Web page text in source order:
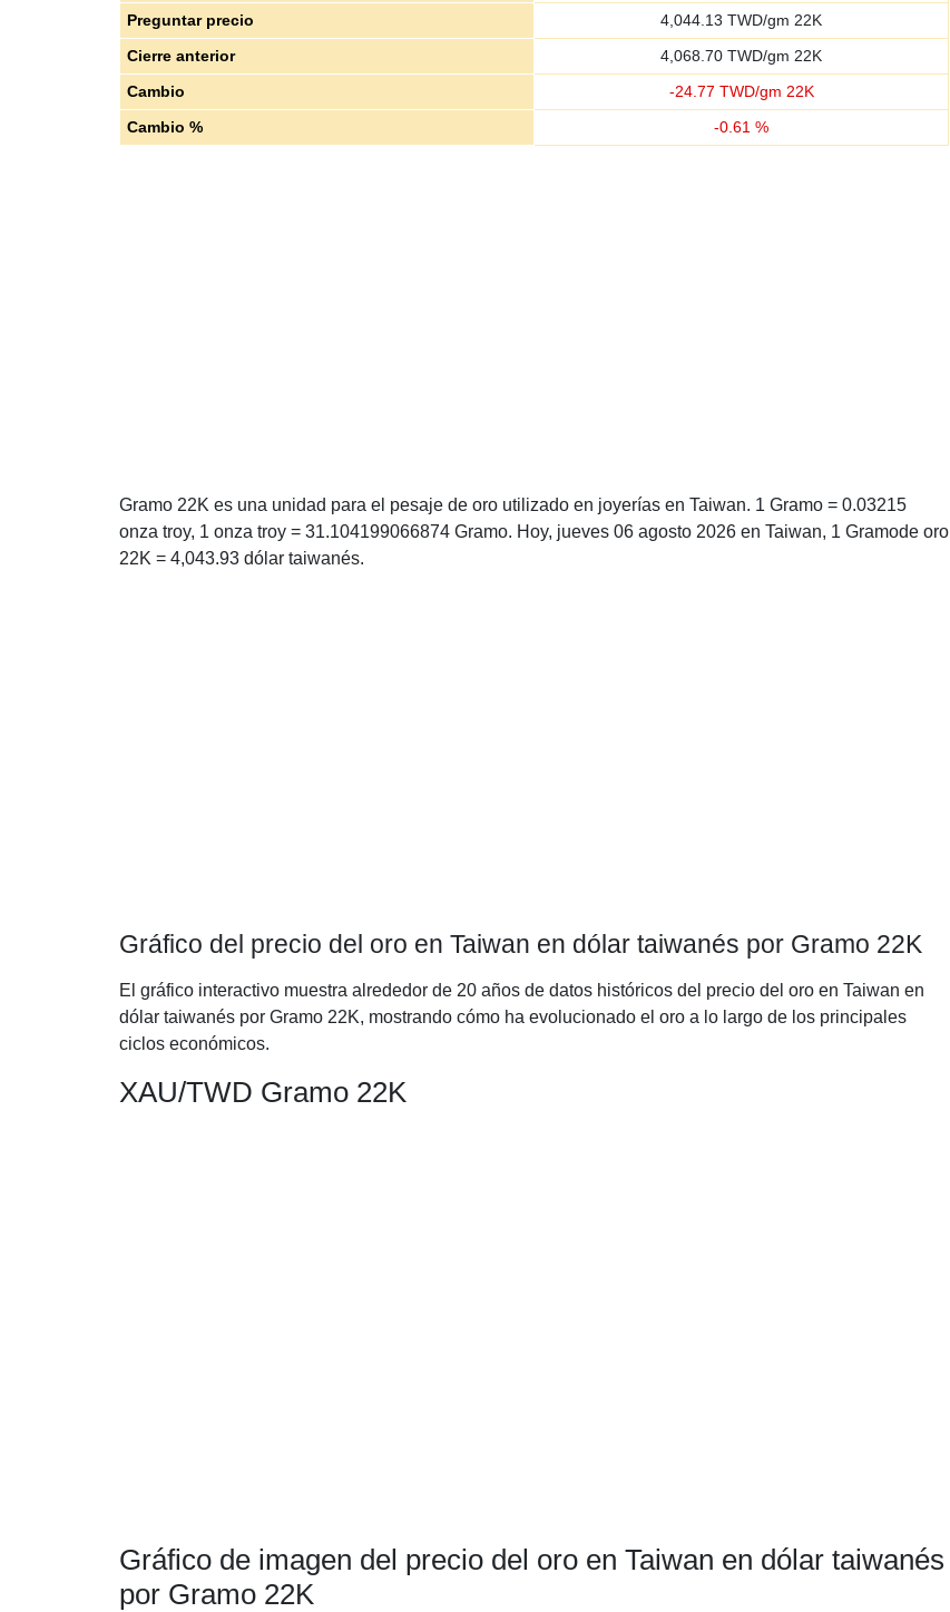
Preguntar precio
4,044.13 TWD/gm 22K
Cierre anterior
4,068.70 TWD/gm 22K
Cambio
-24.77 TWD/gm 22K
Cambio %
-0.61 %
Gramo 22K es una unidad para el pesaje de oro utilizado en joyerías en Taiwan. 1 Gramo = 0.03215
onza troy, 1 onza troy = 31.104199066874 Gramo. Hoy, jueves 06 agosto 2026 en Taiwan, 1 Gramode oro
22K = 4,043.93 dólar taiwanés.
Gráfico del precio del oro en Taiwan en dólar taiwanés por Gramo 22K
El gráfico interactivo muestra alrededor de 20 años de datos históricos del precio del oro en Taiwan en
dólar taiwanés por Gramo 22K, mostrando cómo ha evolucionado el oro a lo largo de los principales
ciclos económicos.
XAU/TWD Gramo 22K
Gráfico de imagen del precio del oro en Taiwan en dólar taiwanés
por Gramo 22K